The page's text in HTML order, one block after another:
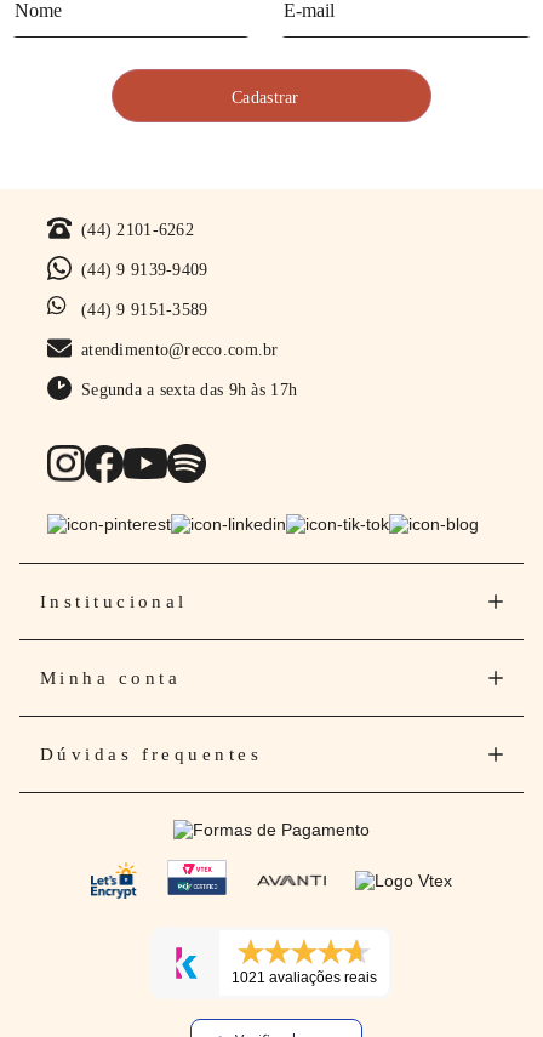
(44) 2101-6262
(44) 9 9139-9409
(44) 9 9151-3589
atendimento@recco.com.br
Segunda a sexta das 9h às 17h
Institucional
Minha conta
Dúvidas frequentes
1021 avaliações reais